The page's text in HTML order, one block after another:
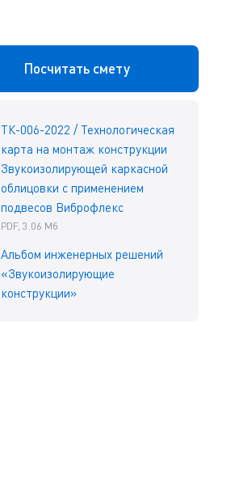
Посчитать смету
ТК-006-2022 / Технологическая
карта на монтаж конструкции
Звукоизолирующей каркасной
облицовки с применением
подвесов Виброфлекс
PDF, 3.06 Мб
Альбом инженерных решений
«Звукоизолирующие
конструкции»